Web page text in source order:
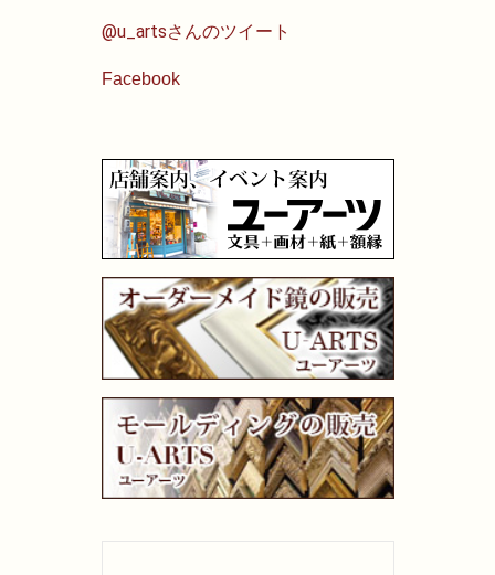
@u_artsさんのツイート
Facebook
水彩色鉛筆
ペン・マーカー
インク
鉛筆・木炭
紙・スケッチブック
筆
画材用具